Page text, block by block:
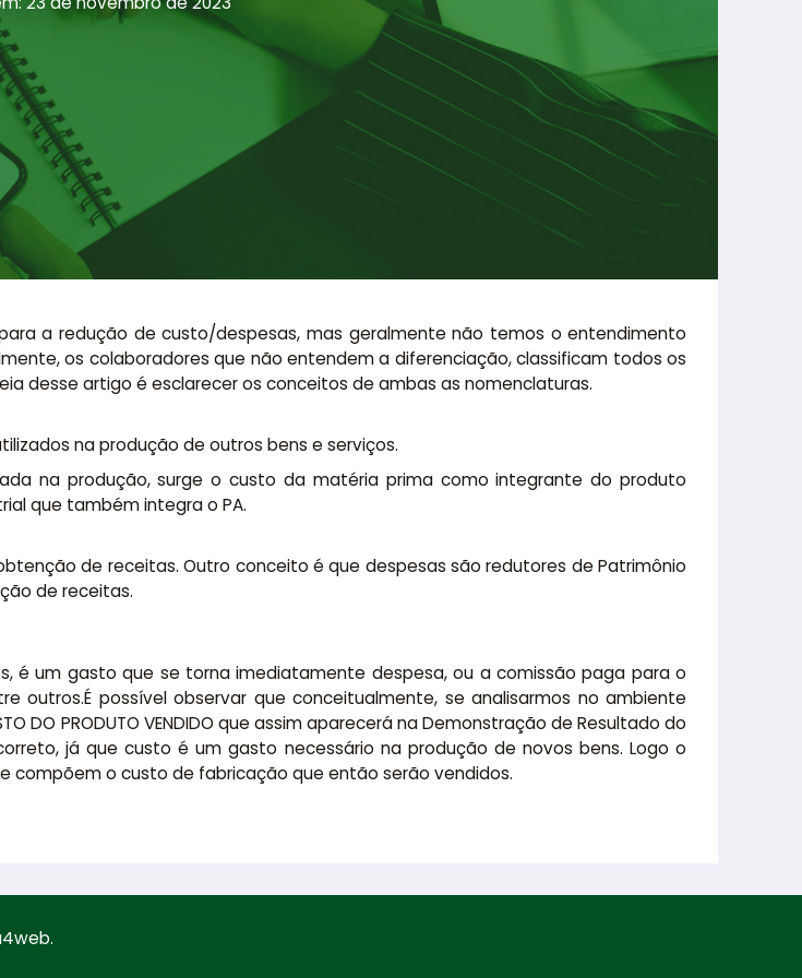
a redução de custo/despesas, mas geralmente não temos o entendimento
os colaboradores que não entendem a diferenciação, classificam todos os
desse artigo é esclarecer os conceitos de ambas as nomenclaturas.
na produção de outros bens e serviços.
na produção, surge o custo da matéria prima como integrante do produto
que também integra o PA.
de receitas. Outro conceito é que despesas são redutores de Patrimônio
de receitas.
é um gasto que se torna imediatamente despesa, ou a comissão paga para o
outros.É possível observar que conceitualmente, se analisarmos no ambiente
DO PRODUTO VENDIDO que assim aparecerá na Demonstração de Resultado do
já que custo é um gasto necessário na produção de novos bens. Logo o
compõem o custo de fabricação que então serão vendidos.